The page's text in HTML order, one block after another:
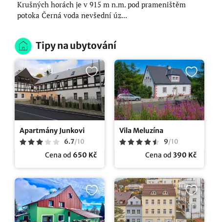
Krušných horách je v 915 m n.m. pod prameništěm
potoka Černá voda nevšední úz...
Tipy na ubytování
Apartmány Junkovi
6.7/10
Cena od 650 Kč
Vila Meluzína
9/10
Cena od 390 Kč